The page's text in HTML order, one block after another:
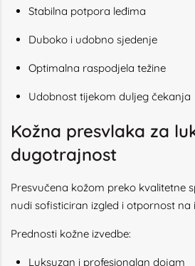
Stabilna potpora leđima
Duboko i udobno sjedenje
Optimalna raspodjela težine
Udobnost tijekom duljeg čekanja
Kožna presvlaka za
dugotrajnost
Presvučena kožom preko kvalitetne
nudi sofisticiran izgled i otpornost na
Prednosti kožne izvedbe:
Luksuzan i profesionalan dojam